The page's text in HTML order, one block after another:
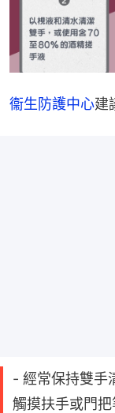
衞生防護中心建
- 經常保持雙手
觸摸扶手或門